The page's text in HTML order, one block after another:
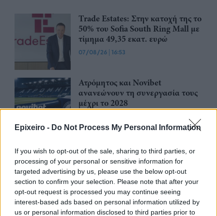
Epixeiro - Do Not Process My Personal Information
If you wish to opt-out of the sale, sharing to third parties, or
processing of your personal or sensitive information for
targeted advertising by us, please use the below opt-out
section to confirm your selection. Please note that after your
opt-out request is processed you may continue seeing
interest-based ads based on personal information utilized by
us or personal information disclosed to third parties prior to
Trade Estates: Στην κατοχή της το
50% του Sofia South Ring Mall με
τίμημα 49,35 εκατ. ευρώ
07/08/26 | 16:53
Ατρόμητος και Novibet
ανανεώνουν τη συνεργασία τους
μέχρι το 2028
Βραβευμένα κρασιά με την
υπογραφή της Lidl Ελλάς
07/08/26|15:29
CSG: Διψήφια αύξηση εσόδων